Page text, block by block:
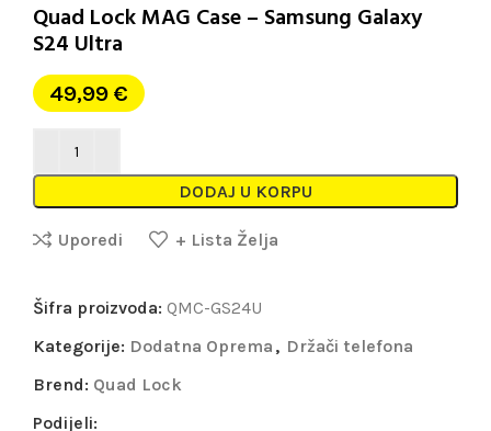
Quad Lock MAG Case – Samsung Galaxy
S24 Ultra
49,99 €
DODAJ U KORPU
Uporedi + Lista Želja
Šifra proizvoda: QMC-GS24U
Kategorije: Dodatna Oprema , Držači telefona
Brend: Quad Lock
Podijeli: